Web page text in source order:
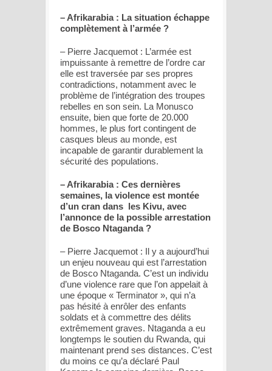
– Afrikarabia : La situation échappe
complètement à l’armée ?
– Pierre Jacquemot : L’armée est
impuissante à remettre de l’ordre car
elle est traversée par ses propres
contradictions, notamment avec le
problème de l’intégration des troupes
rebelles en son sein. La Monusco
ensuite, bien que forte de 20.000
hommes, le plus fort contingent de
casques bleus au monde, est
incapable de garantir durablement la
sécurité des populations.
– Afrikarabia : Ces dernières
semaines, la violence est montée
d’un cran dans les Kivu, avec
l’annonce de la possible arrestation
de Bosco Ntaganda ?
– Pierre Jacquemot : Il y a aujourd’hui
un enjeu nouveau qui est l’arrestation
de Bosco Ntaganda. C’est un individu
d’une violence rare que l’on appelait à
une époque « Terminator », qui n’a
pas hésité à enrôler des enfants
soldats et à commettre des délits
extrêmement graves. Ntaganda a eu
longtemps le soutien du Rwanda, qui
maintenant prend ses distances. C’est
du moins ce qu’a déclaré Paul